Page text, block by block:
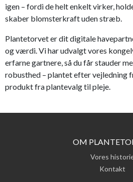
igen – fordi de helt enkelt virker,
skaber blomsterkraft uden stræb.
Plantetorvet er dit digitale
og værdi. Vi har udvalgt vores
erfarne gartnere, så du får stauder
robusthed – plantet efter vejledning
produkt fra plantevalg til pleje.
OM
Vores
Kontakt